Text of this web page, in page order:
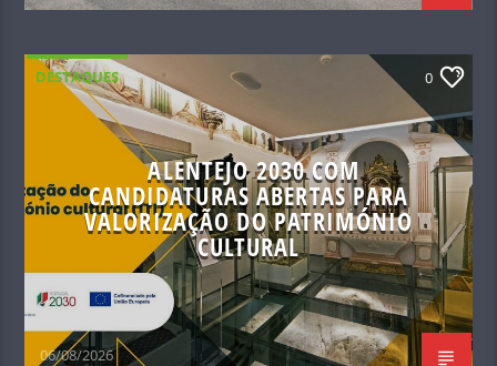
DESTAQUES 0
ALENTEJO 2030 COM
CANDIDATURAS ABERTAS PARA
VALORIZAÇÃO DO PATRIMÓNIO
CULTURAL
06/08/2026